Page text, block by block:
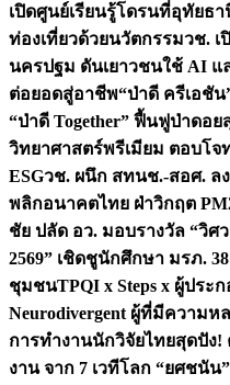
เปิดศูนย์เรียนรู้โดรนที่อุทัยธ
ท่องเที่ยวด้วยนวัตกรรมวช. เ
นครปฐม ดันเยาวชนใช้ AI แ
ต่อยอดสู่อาชีพ“ป่าดี ครีเอชั
“ป่าดี Together” ฟื้นฟูป่าดอย
วิทยาศาสตร์พรีเมียม ตอบโจ
ESGวช. ผนึก สทนช.-สอศ. ล
พลิกอนาคตไทย ฝ่าวิกฤต
ชัย ปลัด อว. มอบรางวัล “วิ
2569” เชิดชูนักศึกษา มรภ.
ชุมชนTPQI x Steps x ผู้ปร
Neurodivergent ผู้ที่มีความ
การทำงานนักวิจัยไทยสุดปัง!
งาน จาก 7 เวทีโลก “ยศชนั